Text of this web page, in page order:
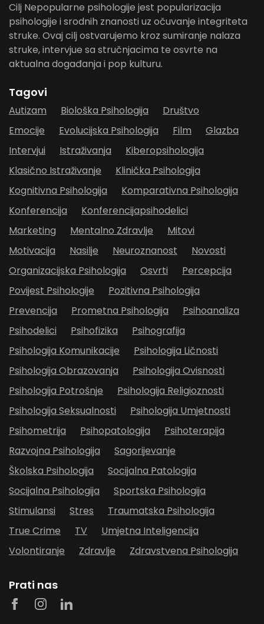
Cilj Nepopularne psihologije jest popularizacija
psihologije i srodnih znanosti uz očuvanje integriteta
struke. Ovaj cilj ostvarujemo kroz sumiranje nalaza
struke, intervjue sa stručnjacima te osvrte na
aktualna događanja i pop kulturu.
Tagovi
Autizam Biološka Psihologija
Društvo
Emocije
Evolucijska Psihologija Film
Glazba
Intervjui
Istraživanja
Kiberopsihologija
Klasično Istraživanje
Klinička Psihologija
Kognitivna Psihologija
Komparativna Psihologija
Konferencija
Konferencijapsihodelici
Marketing
Mentalno Zdravlje
Mitovi
Motivacija
Nasilje Neuroznanost
Novosti
Organizacijska Psihologija
Osvrti
Percepcija
Povijest Psihologije
Pozitivna Psihologija
Prevencija
Prometna Psihologija
Psihoanaliza
Psihodelici
Psihofizika
Psihografija
Psihologija Komunikacije
Psihologija Ličnosti
Psihologija Obrazovanja
Psihologija Ovisnosti
Psihologija Potrošnje
Psihologija Religioznosti
Psihologija Seksualnosti
Psihologija Umjetnosti
Psihometrija
Psihopatologija
Psihoterapija
Razvojna Psihologija
Sagorijevanje
Školska Psihologija
Socijalna Patologija
Socijalna Psihologija
Sportska Psihologija
Stimulansi
Stres
Traumatska Psihologija
True Crime
TV
Umjetna Inteligencija
Volontiranje
Zdravlje Zdravstvena Psihologija
Prati nas